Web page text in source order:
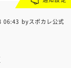
06:43 byスポカレ公式